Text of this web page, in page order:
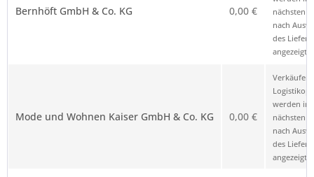
Bernhöft GmbH & Co. KG 0,00 €
nächsten
nach
des
angezeigt.
Mode und Wohnen Kaiser GmbH & Co. KG 0,00 €
Verkäufer
werden im
nächsten
nach
des
angezeigt.